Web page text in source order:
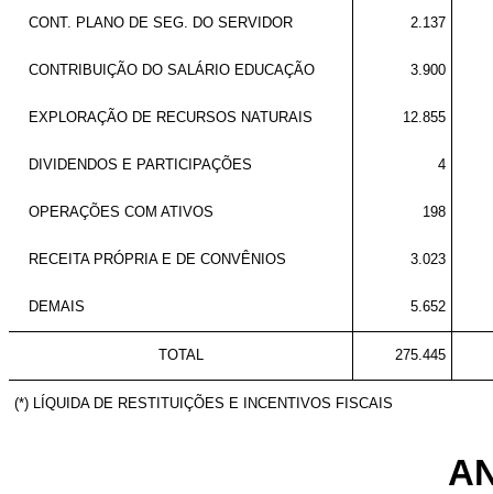
CONT. PLANO DE SEG. DO SERVIDOR 2.137
CONTRIBUIÇÃO DO SALÁRIO EDUCAÇÃO 3.900
EXPLORAÇÃO DE RECURSOS NATURAIS 12.855
DIVIDENDOS E PARTICIPAÇÕES 4
OPERAÇÕES COM ATIVOS 198
RECEITA PRÓPRIA E DE CONVÊNIOS 3.023
DEMAIS 5.652
TOTAL 275.445
(*) LÍQUIDA DE RESTITUIÇÕES E INCENTIVOS FISCAIS